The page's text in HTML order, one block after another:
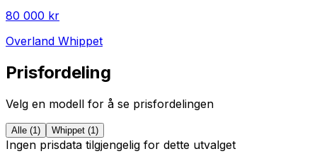
80 000 kr
Overland Whippet
Prisfordeling
Velg en modell for å se prisfordelingen
Alle (1) Whippet (1)
Ingen prisdata tilgjengelig for dette utvalget